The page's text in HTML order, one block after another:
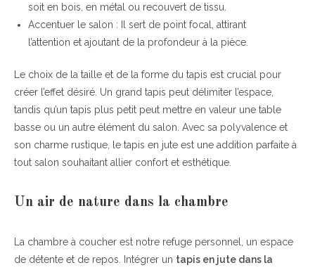
soit en bois, en métal ou recouvert de tissu.
Accentuer le salon : Il sert de point focal, attirant
l’attention et ajoutant de la profondeur à la pièce.
Le choix de la taille et de la forme du tapis est crucial pour
créer l’effet désiré. Un grand tapis peut délimiter l’espace,
tandis qu’un tapis plus petit peut mettre en valeur une table
basse ou un autre élément du salon. Avec sa polyvalence et
son charme rustique, le tapis en jute est une addition parfaite à
tout salon souhaitant allier confort et esthétique.
Un air de nature dans la chambre
La chambre à coucher est notre refuge personnel, un espace
de détente et de repos. Intégrer un tapis en jute dans la